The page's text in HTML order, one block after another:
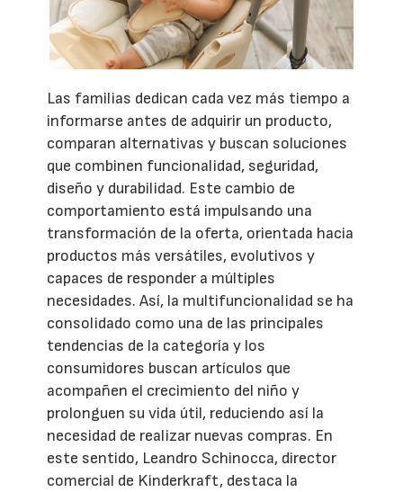
Las familias dedican cada vez más tiempo a
informarse antes de adquirir un producto,
comparan alternativas y buscan soluciones
que combinen funcionalidad, seguridad,
diseño y durabilidad. Este cambio de
comportamiento está impulsando una
transformación de la oferta, orientada hacia
productos más versátiles, evolutivos y
capaces de responder a múltiples
necesidades. Así, la multifuncionalidad se ha
consolidado como una de las principales
tendencias de la categoría y los
consumidores buscan artículos que
acompañen el crecimiento del niño y
prolonguen su vida útil, reduciendo así la
necesidad de realizar nuevas compras. En
este sentido, Leandro Schinocca, director
comercial de Kinderkraft, destaca la